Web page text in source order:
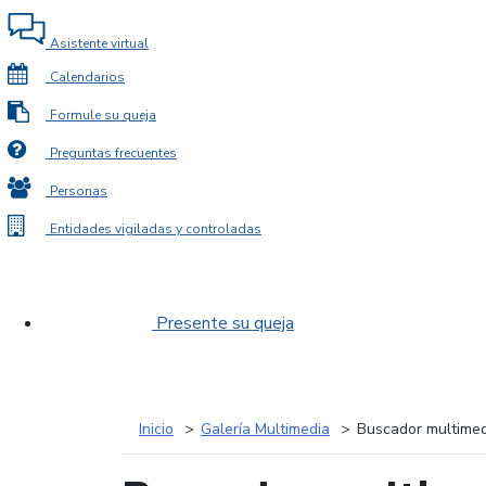
Asistente virtual
Calendarios
Formule su queja
Preguntas frecuentes
Personas
Entidades vigiladas y controladas
Presente su queja
Inicio Galería Multimedia Buscador